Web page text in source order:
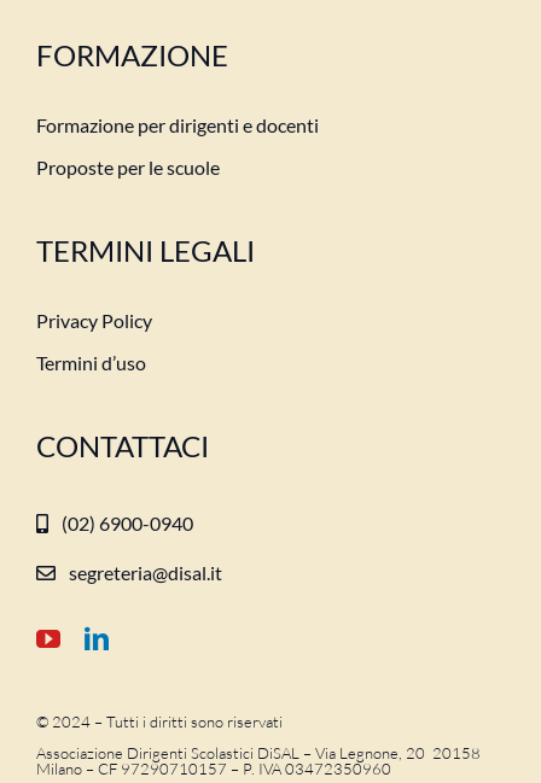
FORMAZIONE
Formazione per dirigenti e docenti
Proposte per le scuole
TERMINI LEGALI
Privacy Policy
Termini d’uso
CONTATTACI
(02) 6900-0940
segreteria@disal.it
© 2024 – Tutti i diritti sono riservati
Associazione Dirigenti Scolastici DiSAL – Via Legnone, 20 20158
Milano – CF 97290710157 – P. IVA 03472350960